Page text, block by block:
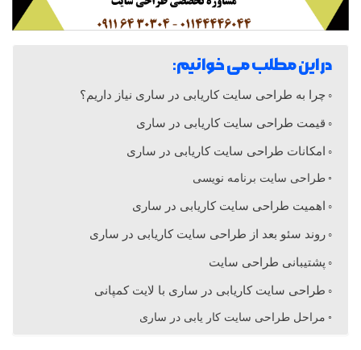
ا
ت
ک
در این مطلب می خوانیم:
چرا به طراحی سایت کاریابی در ساری نیاز داریم؟
قیمت طراحی سایت کاریابی در ساری
امکانات طراحی سایت کاریابی در ساری
طراحی سایت برنامه نویسی
اهمیت طراحی سایت کاریابی در ساری
روند سئو بعد از طراحی سایت کاریابی در ساری
پشتیبانی طراحی سایت
طراحی سایت کاریابی در ساری با لایت کمپانی
مراحل طراحی سایت کار یابی در ساری